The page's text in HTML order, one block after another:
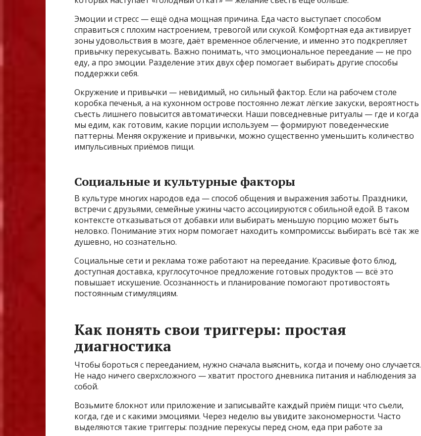
Эмоции и стресс — ещё одна мощная причина. Еда часто выступает способом
справиться с плохим настроением, тревогой или скукой. Комфортная еда активирует
зоны удовольствия в мозге, даёт временное облегчение, и именно это подкрепляет
привычку перекусывать. Важно понимать, что эмоциональное переедание — не про
еду, а про эмоции. Разделение этих двух сфер помогает выбирать другие способы
поддержки себя.
Окружение и привычки — невидимый, но сильный фактор. Если на рабочем столе
коробка печенья, а на кухонном острове постоянно лежат лёгкие закуски, вероятность
съесть лишнего повысится автоматически. Наши повседневные ритуалы — где и когда
мы едим, как готовим, какие порции используем — формируют поведенческие
паттерны. Меняя окружение и привычки, можно существенно уменьшить количество
импульсивных приёмов пищи.
Социальные и культурные факторы
В культуре многих народов еда — способ общения и выражения заботы. Праздники,
встречи с друзьями, семейные ужины часто ассоциируются с обильной едой. В таком
контексте отказываться от добавки или выбирать меньшую порцию может быть
неловко. Понимание этих норм помогает находить компромиссы: выбирать всё так же
душевно, но сознательно.
Социальные сети и реклама тоже работают на переедание. Красивые фото блюд,
доступная доставка, круглосуточное предложение готовых продуктов — всё это
повышает искушение. Осознанность и планирование помогают противостоять
постоянным стимуляциям.
Как понять свои триггеры: простая
диагностика
Чтобы бороться с перееданием, нужно сначала выяснить, когда и почему оно случается.
Не надо ничего сверхсложного — хватит простого дневника питания и наблюдения за
собой.
Возьмите блокнот или приложение и записывайте каждый приём пищи: что съели,
когда, где и с какими эмоциями. Через неделю вы увидите закономерности. Часто
выделяются такие триггеры: поздние перекусы перед сном, еда при работе за